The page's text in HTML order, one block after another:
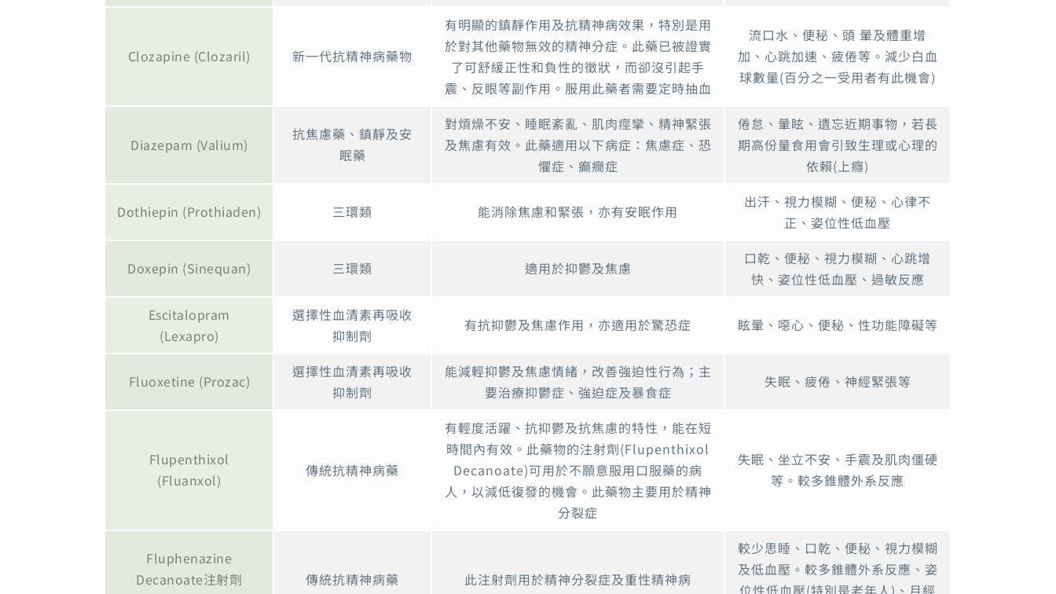
Clozapine (Clozaril) 新一代抗精神病藥物
有明顯的鎮靜作用及抗精神病效果，特別是用
於對其他藥物無效的精神分症。此藥已被證實
了可舒緩正性和負性的徵狀，而卻沒引起手
震、反眼等副作用。服用此藥者需要定時抽血
流口水、便秘、頭 暈及體重增
加、心跳加速、疲倦等。減少白血
球數量(百分之一受用者有此機會)
Diazepam (Valium)
抗焦慮藥、鎮靜及安
眠藥
對煩燥不安、睡眠紊亂、肌肉痙攣、精神緊張
及焦慮有效。此藥適用以下病症：焦慮症、恐
懼症、癲癇症
倦怠、暈眩、遺忘近期事物，若長
期高份量食用會引致生理或心理的
依賴(上癮)
Dothiepin (Prothiaden) 三環類 能消除焦慮和緊張，亦有安眠作用
出汗、視力模糊、便秘、心律不
正、姿位性低血壓
Doxepin (Sinequan) 三環類 適用於抑鬱及焦慮
口乾、便秘、視力模糊、心跳增
快、姿位性低血壓、過敏反應
Escitalopram
(Lexapro)
選擇性血清素再吸收
抑制劑
有抗抑鬱及焦慮作用，亦適用於驚恐症 眩暈、噁心、便秘、性功能障礙等
Fluoxetine (Prozac)
選擇性血清素再吸收
抑制劑
能減輕抑鬱及焦慮情緒，改善強迫性行為；主
要治療抑鬱症、強迫症及暴食症
失眠、疲倦、神經緊張等
Flupenthixol
(Fluanxol)
傳統抗精神病藥
有輕度活躍、抗抑鬱及抗焦慮的特性，能在短
時間內有效。此藥物的注射劑(Flupenthixol
Decanoate)可用於不願意服用口服藥的病
人，以減低復發的機會。此藥物主要用於精神
分裂症
失眠、坐立不安、手震及肌肉僵硬
等。較多錐體外系反應
Fluphenazine
Decanoate注射劑
傳統抗精神病藥 此注射劑用於精神分裂症及重性精神病
較少思睡、口乾、便秘、視力模糊
及低血壓。較多錐體外系反應、姿